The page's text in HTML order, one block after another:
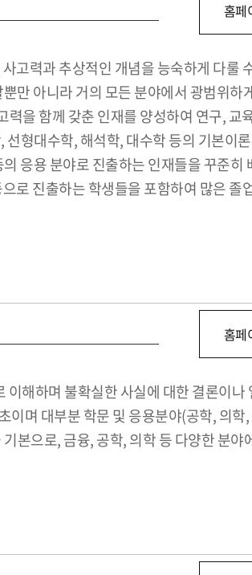
홈페
고력과 추상적인 개념을 능숙하게 다룰
만 아니라 거의 모든 분야에서 광범위하
을 함께 갖춘 인재를 양성하여 연구, 교
형대수학, 해석학, 대수학 등의 기본이
응용 분야로 진출하는 인재들을 꾸준히
로 진출하는 학생들을 포함하여 많은 졸
홈페
해하며 불확실한 사실에 대한 결론이나
며 대부분 학문 및 응용분야(공학, 의학
본으로, 금융, 공학, 의학 등 다양한 분야